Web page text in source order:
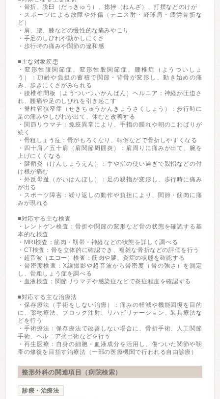
・骨折、脱臼（だっきゅう）、捻挫（ねんざ）、打撲などのけが
・スポーツによる故障や外傷（テニス肘・野球肩・疲労骨折な
ど）
・肩、腰、膝などの慢性的な痛みやこり
・手足のしびれや動かしにくさ
・歩行時の痛みや関節の違和感
■主な対象疾患
・変形性膝関節症、変形性股関節症、腰椎症（ようついしょ
う）：加齢や負担の蓄積で関節・背骨が変形し、動き始めの痛
み、歩きにくさがみられる
・腰椎椎間板（ようついついかんばん）ヘルニア：神経が圧迫さ
れ、腰痛や足のしびれを引き起こす
・脊柱管狭窄症（せきちゅうかんきょうさくしょう）：歩行時に
足の痛みやしびれが出て、休むと改善する
・関節リウマチ：免疫異常により、手指の腫れや朝のこわばりが
続く
・骨粗しょう症：骨がもろくなり、転倒などで骨折しやすくなる
・四十肩／五十肩（肩関節周囲炎）：肩周りに痛みが出て、腕を
上げにくくなる
・腱鞘炎（けんしょうえん）：手や指の使い過ぎで親指などの付
け根が痛む
・外反母趾（がいはんぼし）：足の親指が変形し、歩行時に痛み
が出る
・スポーツ障害：繰り返しの動作や負担により、関節・筋肉に痛
みが現れる
■対応する主な検査
・レントゲン検査：骨折や関節の変形など骨の状態を確認する基
本的な検査
・MRI検査：筋肉・靱帯・神経などの状態を詳しく調べる
・CT検査：骨を立体的に確認でき、複雑な骨折などの評価を行う
・超音波（エコー）検査：筋肉や腱、炎症の状態を確認する
・骨密度検査：X線撮影や超音波から骨密度（骨の強さ）を測定
し、骨粗しょう症を調べる
・血液検査：関節リウマチや感染症などで炎症程度を確認する
■対応する主な治療法
・保存療法（手術をしない治療）：痛みの軽減や機能回復を目的
に、薬物療法、ブロック注射、リハビリテーション、装具療法な
どを行う
・手術療法：保存療法で改善しない場合に、骨折手術、人工関節
手術、ヘルニア摘出術などを行う
・再生医療：自身の細胞・血液成分を活用し、傷ついた関節や靱
帯の修復を目指す治療法（一部の医療機関で行われる自由診療）
整形外科の関連項目（病院検索）
診療・治療法